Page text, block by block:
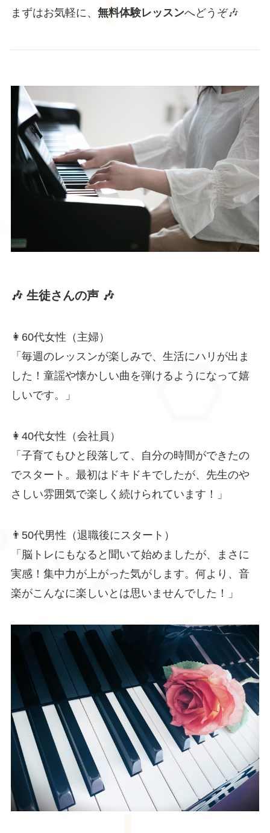
まずはお気軽に、 無料体験レッスンへどうぞ🎶
🎶 生徒さんの声 🎶
👩60代女性（主婦）
「毎週のレッスンが楽しみで、生活にハリが出ま
した！童謡や懐かしい曲を弾けるようになって嬉
しいです。」
👩40代女性（会社員）
「子育てもひと段落して、自分の時間ができたの
でスタート。最初はドキドキでしたが、先生のや
さしい雰囲気で楽しく続けられています！」
👨50代男性（退職後にスタート）
「脳トレにもなると聞いて始めましたが、まさに
実感！集中力が上がった気がします。何より、音
楽がこんなに楽しいとは思いませんでした！」